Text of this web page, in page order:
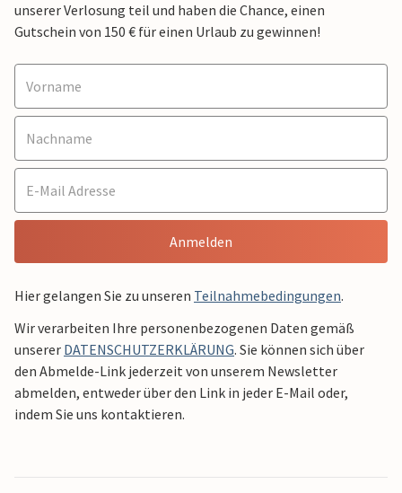
unserer Verlosung teil und haben die Chance, einen
Gutschein von 150 € für einen Urlaub zu gewinnen!
Anmelden
Hier gelangen Sie zu unseren Teilnahmebedingungen.
Wir verarbeiten Ihre personenbezogenen Daten gemäß
unserer DATENSCHUTZERKLÄRUNG. Sie können sich über
den Abmelde-Link jederzeit von unserem Newsletter
abmelden, entweder über den Link in jeder E-Mail oder,
indem Sie uns kontaktieren.